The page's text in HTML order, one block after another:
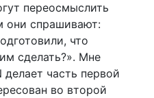
переосмыслить
они спрашивают:
что
сделать?». Мне
делает часть первой
во второй